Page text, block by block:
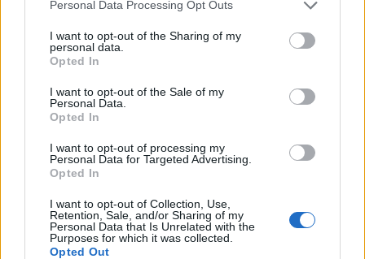
Personal Data Processing Opt Outs
I want to opt-out of the Sharing of my
personal data.
Opted In
I want to opt-out of the Sale of my
Personal Data.
Opted In
I want to opt-out of processing my
Personal Data for Targeted Advertising.
Opted In
I want to opt-out of Collection, Use,
Retention, Sale, and/or Sharing of my
Personal Data that Is Unrelated with the
Purposes for which it was collected.
Opted Out
Caldiero (169)
Casaleone (103)
Castagnaro (49)